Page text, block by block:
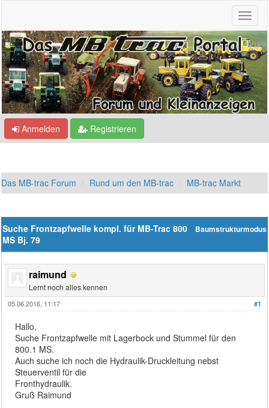
Anmelden Registrieren
Das MB-trac Forum Rund um den MB-trac MB-trac Markt
Baumstrukturmodus
Suche Frontzapfwelle kompl. für MB-Trac 800
MS Bj. 79
raimund
Lernt noch alles kennen
#1
05.06.2016, 11:17
Hallo,
Suche Frontzapfwelle mit Lagerbock und Stummel für den
800.1 MS.
Auch suche ich noch die Hydraulik-Druckleitung nebst
Steuerventil für die
Fronthydraulik.
Gruß Raimund